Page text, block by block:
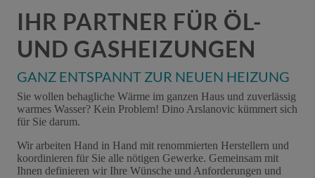
IHR PARTNER FÜR ÖL-
UND GASHEIZUNGEN
GANZ ENTSPANNT ZUR NEUEN HEIZUNG
Sie wollen behagliche Wärme im ganzen Haus und zuverlässig
warmes Wasser? Kein Problem! Dino Arslanovic kümmert sich
für Sie darum.
Wir arbeiten Hand in Hand mit renommierten Herstellern und
koordinieren für Sie alle nötigen Gewerke. Gemeinsam mit
Ihnen definieren wir Ihre Wünsche und Anforderungen und